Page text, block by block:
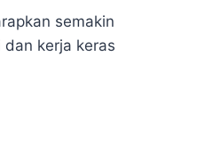
semakin
kerja keras